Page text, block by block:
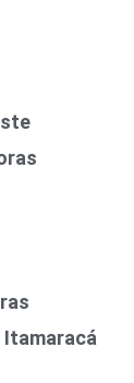
Itamaracá